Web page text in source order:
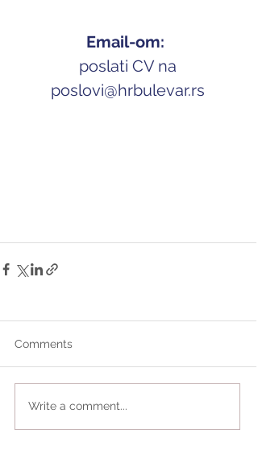
Email-om:
poslati CV na
poslovi@hrbulevar.rs
Comments
Write a comment...